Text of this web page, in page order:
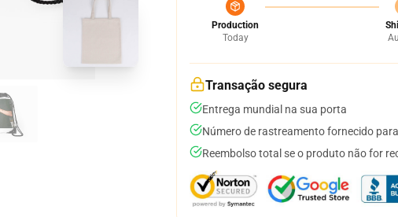
Production
Today
Transação segura
Entrega mundial na sua porta
Número de rastreamento fornecido
Reembolso total se o produto não for